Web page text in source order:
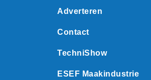
Adverteren
Contact
TechniShow
ESEF Maakindustrie